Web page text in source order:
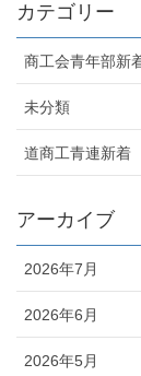
カテゴリー
商工会青年部新
未分類
道商工青連新着
アーカイブ
2026年7月
2026年6月
2026年5月